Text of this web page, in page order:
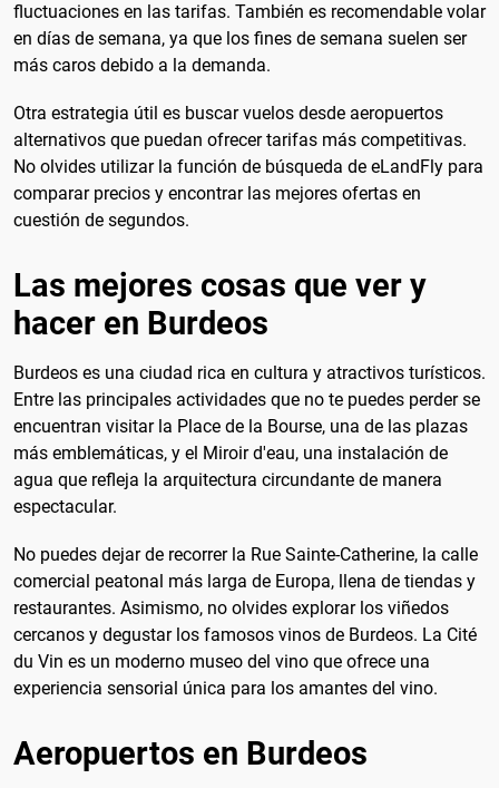
fluctuaciones en las tarifas. También es recomendable volar
en días de semana, ya que los fines de semana suelen ser
más caros debido a la demanda.
Otra estrategia útil es buscar vuelos desde aeropuertos
alternativos que puedan ofrecer tarifas más competitivas.
No olvides utilizar la función de búsqueda de eLandFly para
comparar precios y encontrar las mejores ofertas en
cuestión de segundos.
Las mejores cosas que ver y
hacer en Burdeos
Burdeos es una ciudad rica en cultura y atractivos turísticos.
Entre las principales actividades que no te puedes perder se
encuentran visitar la Place de la Bourse, una de las plazas
más emblemáticas, y el Miroir d'eau, una instalación de
agua que refleja la arquitectura circundante de manera
espectacular.
No puedes dejar de recorrer la Rue Sainte-Catherine, la calle
comercial peatonal más larga de Europa, llena de tiendas y
restaurantes. Asimismo, no olvides explorar los viñedos
cercanos y degustar los famosos vinos de Burdeos. La Cité
du Vin es un moderno museo del vino que ofrece una
experiencia sensorial única para los amantes del vino.
Aeropuertos en Burdeos